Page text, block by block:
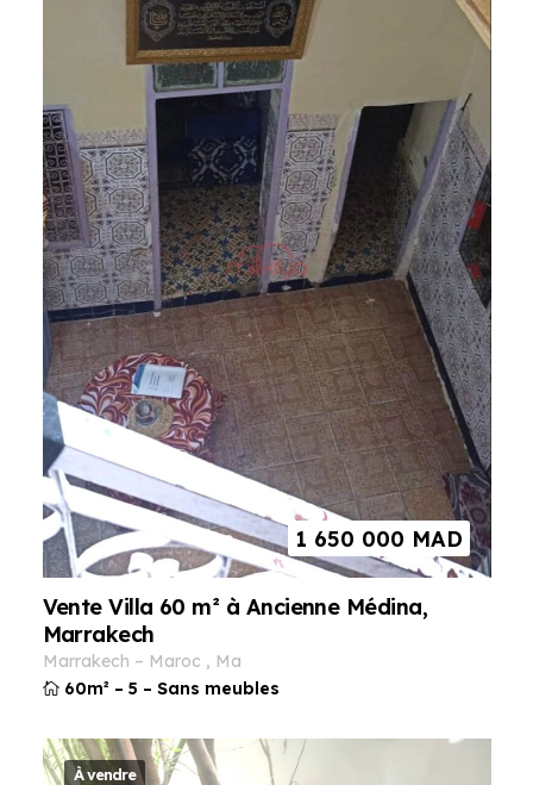
1 650 000 MAD
Vente Villa 60 m² à Ancienne Médina,
Marrakech
marrakech – maroc ,
ma
60m² – 5 – Sans meubles
À vendre